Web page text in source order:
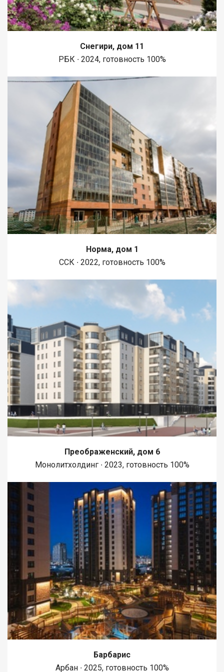
Снегири, дом 11
РБК ∙ 2024, готовность 100%
Норма, дом 1
ССК ∙ 2022, готовность 100%
Преображенский, дом 6
Монолитхолдинг ∙ 2023, готовность 100%
Барбарис
Арбан ∙ 2025, готовность 100%